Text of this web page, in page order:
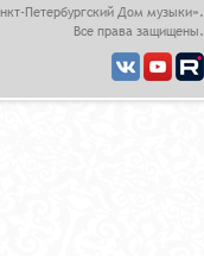
Петербургский Дом музыки».
Все права защищены.